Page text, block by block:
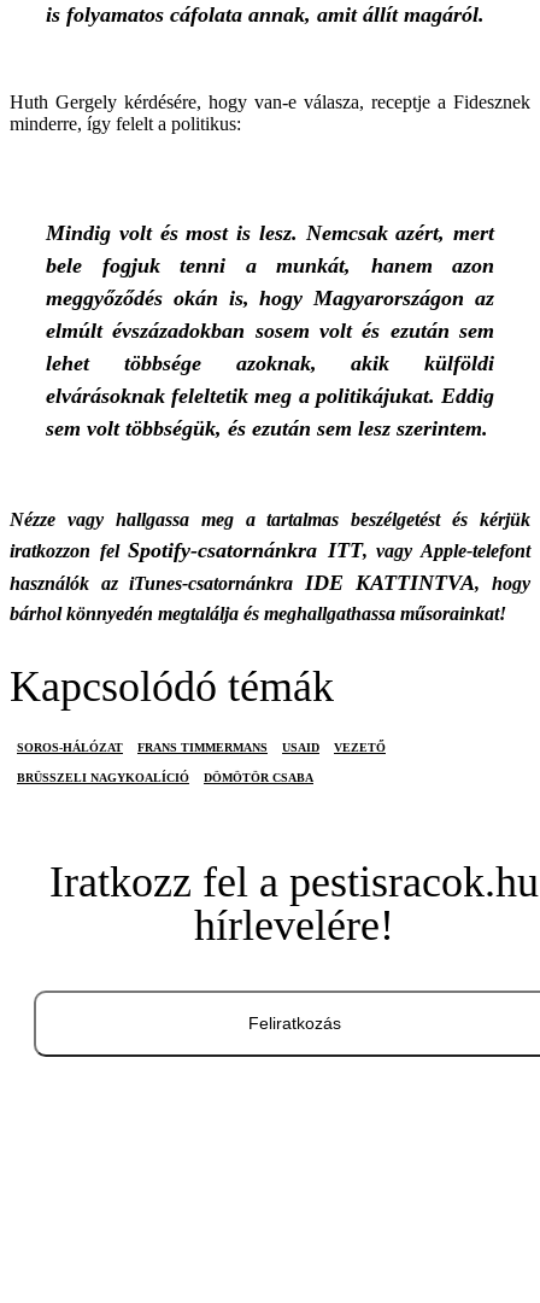
is folyamatos cáfolata annak, amit állít magáról.
Huth Gergely kérdésére, hogy van-e válasza, receptje a Fidesznek
minderre, így felelt a politikus:
Mindig volt és most is lesz. Nemcsak azért, mert
bele fogjuk tenni a munkát, hanem azon
meggyőződés okán is, hogy Magyarországon az
elmúlt évszázadokban sosem volt és ezután sem
lehet többsége azoknak, akik külföldi
elvárásoknak feleltetik meg a politikájukat. Eddig
sem volt többségük, és ezután sem lesz szerintem.
Nézze vagy hallgassa meg a tartalmas beszélgetést és kérjük
iratkozzon felSpotify-csatornánkra ITT, vagy Apple-telefont
használók az iTunes-csatornánkra IDE KATTINTVA, hogy
bárhol könnyedén megtalálja és meghallgathassa műsorainkat!
Kapcsolódó témák
SOROS-HÁLÓZAT FRANS TIMMERMANS USAID VEZETŐ
BRÜSSZELI NAGYKOALÍCIÓ DÖMÖTÖR CSABA
Iratkozz fel a pestisracok.hu
hírlevelére!
Feliratkozás